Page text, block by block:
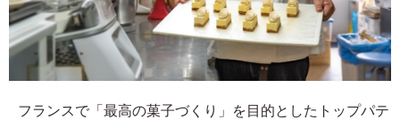
フランスで「最高の菓子づくり」を目的としたトップパテ